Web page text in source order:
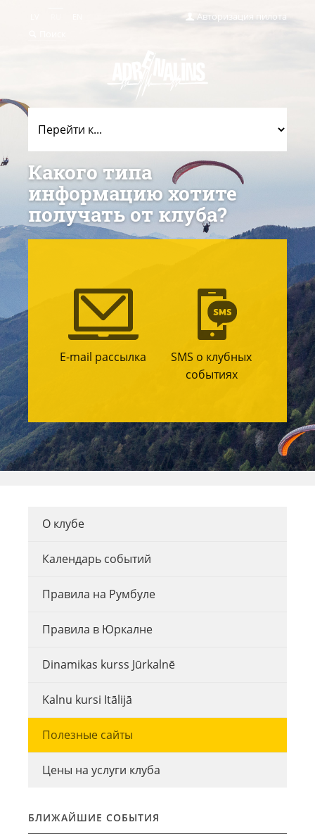
Авторизация пилота
Какого типа
информацию хотите
получать от клуба?
E-mail рассылка
SMS о клубных
событиях
О клубе
Календарь событий
Правила на Румбуле
Правила в Юркалне
Dinamikas kurss Jūrkalnē
Kalnu kursi Itālijā
Полезные сайты
Цены на услуги клуба
БЛИЖАЙШИЕ СОБЫТИЯ